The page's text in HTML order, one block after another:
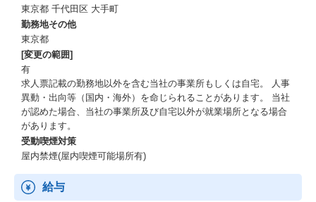
東京都 千代田区 大手町
勤務地その他
東京都
[変更の範囲]
有
求人票記載の勤務地以外を含む当社の事業所もしくは自宅。 人事
異動・出向等（国内・海外）を命じられることがあります。 当社
が認めた場合、当社の事業所及び自宅以外が就業場所となる場合
があります。
受動喫煙対策
屋内禁煙(屋内喫煙可能場所有)
給与